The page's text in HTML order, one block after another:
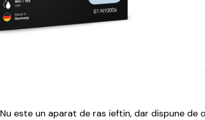
Nu este un aparat de ras ieftin, dar dispune de